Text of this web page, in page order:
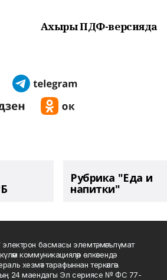
Ахыры ПДФ-версияда
Рубрика "Еда и
напитки"
басмасы элемтә, мәгълүмат
коммуникацияләр өлкәсендә
хезмәт тарафыннан теркәлгән.
24 маендагы Эл сериясе № ФС 77-